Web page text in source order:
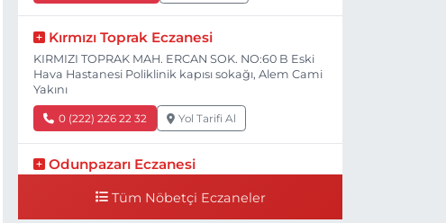
Kırmızı Toprak Eczanesi
KIRMIZI TOPRAK MAH. ERCAN SOK. NO:60 B Eski
Hava Hastanesi Poliklinik kapısı sokağı, Alem Cami
Yakını
0 (222) 226 22 32 Yol Tarifi Al
Odunpazarı Eczanesi
NO:21 E TIP FAKÜLTESİ KARŞISI
Tüm Nöbetçi Eczaneler